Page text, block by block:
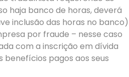
haja banco de horas, deverá
inclusão das horas no banco)
por fraude – nesse caso
com a inscrição em dívida
benefícios pagos aos seus